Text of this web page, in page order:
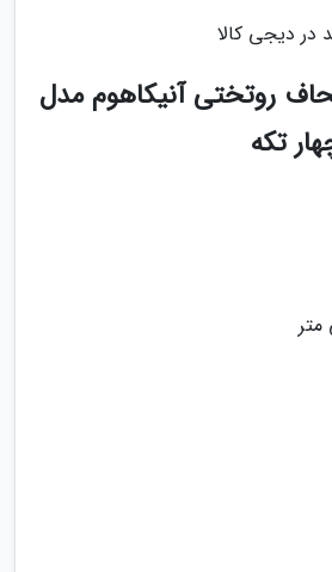
دیجی کالا
روتختی آنیکاهوم مدل
تکه